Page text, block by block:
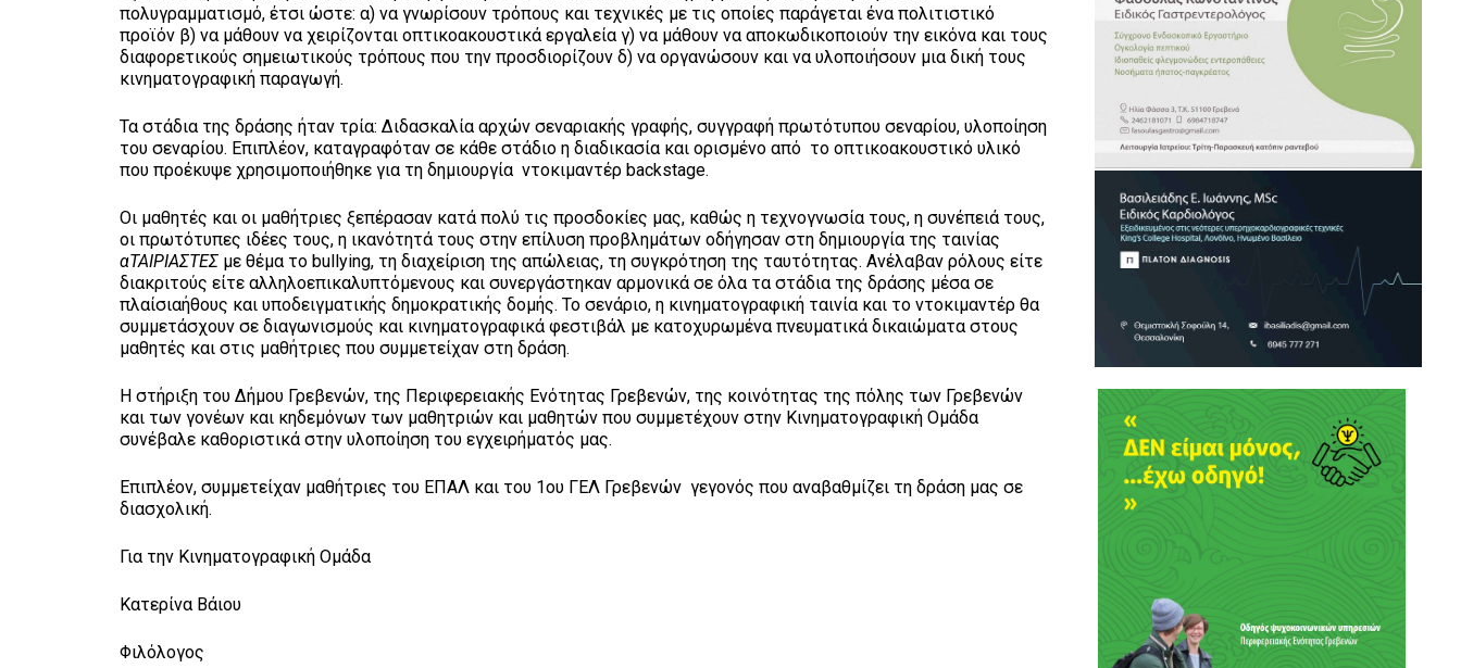
πολυγραμματισμό, έτσι ώστε: α) να γνωρίσουν τρόπους και τεχνικές με τις οποίες παράγεται ένα πολιτιστικό
προϊόν β) να μάθουν να χειρίζονται οπτικοακουστικά εργαλεία γ) να μάθουν να αποκωδικοποιούν την εικόνα και τους
διαφορετικούς σημειωτικούς τρόπους που την προσδιορίζουν δ) να οργανώσουν και να υλοποιήσουν μια δική τους
κινηματογραφική παραγωγή.
Τα στάδια της δράσης ήταν τρία: Διδασκαλία αρχών σεναριακής γραφής, συγγραφή πρωτότυπου σεναρίου, υλοποίηση
του σεναρίου. Επιπλέον, καταγραφόταν σε κάθε στάδιο η διαδικασία και ορισμένο από το οπτικοακουστικό υλικό
που προέκυψε χρησιμοποιήθηκε για τη δημιουργία ντοκιμαντέρ backstage.
Οι μαθητές και οι μαθήτριες ξεπέρασαν κατά πολύ τις προσδοκίες μας, καθώς η τεχνογνωσία τους, η συνέπειά τους,
οι πρωτότυπες ιδέες τους, η ικανότητά τους στην επίλυση προβλημάτων οδήγησαν στη δημιουργία της ταινίας
αΤΑΙΡΙΑΣΤΕΣ με θέμα το bullying, τη διαχείριση της απώλειας, τη συγκρότηση της ταυτότητας. Ανέλαβαν ρόλους είτε
διακριτούς είτε αλληλοεπικαλυπτόμενους και συνεργάστηκαν αρμονικά σε όλα τα στάδια της δράσης μέσα σε
πλαίσιαήθους και υποδειγματικής δημοκρατικής δομής. Το σενάριο, η κινηματογραφική ταινία και το ντοκιμαντέρ θα
συμμετάσχουν σε διαγωνισμούς και κινηματογραφικά φεστιβάλ με κατοχυρωμένα πνευματικά δικαιώματα στους
μαθητές και στις μαθήτριες που συμμετείχαν στη δράση.
Η στήριξη του Δήμου Γρεβενών, της Περιφερειακής Ενότητας Γρεβενών, της κοινότητας της πόλης των Γρεβενών
και των γονέων και κηδεμόνων των μαθητριών και μαθητών που συμμετέχουν στην Κινηματογραφική Ομάδα
συνέβαλε καθοριστικά στην υλοποίηση του εγχειρήματός μας.
Επιπλέον, συμμετείχαν μαθήτριες του ΕΠΑΛ και του 1ου ΓΕΛ Γρεβενών γεγονός που αναβαθμίζει τη δράση μας σε
διασχολική.
Για την Κινηματογραφική Ομάδα
Κατερίνα Βάιου
Φιλόλογος